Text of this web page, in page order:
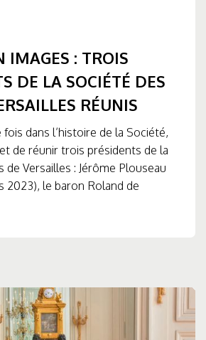
IMAGES : TROIS
DE LA SOCIÉTÉ DES
RÉUNIS
dans l’histoire de la Société,
de réunir trois présidents de la
de Versailles : Jérôme Plouseau
2023), le baron Roland de